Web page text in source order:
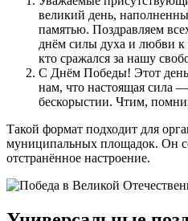
великий день,
памятью. Поздравляем
днём силы духа и любви к
кто сражался за нашу
С Днём Победы! Этот день
нам, что настоящая сила
бескорыстии. Чтим,
Такой формат подходит для
муниципальных площадок. Он
отстранённое настроение.